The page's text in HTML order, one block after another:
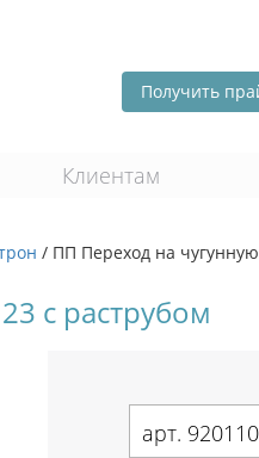
Получить
Клиентам
/ ПП Переход на
с раструбом
арт. 920110